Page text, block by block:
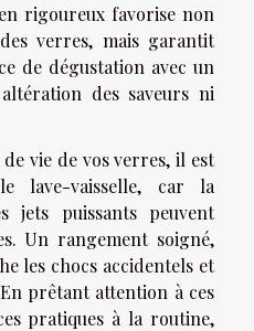
rigoureux favorise non
verres, mais garantit
de dégustation avec un
des saveurs ni
vie de vos verres, il est
lave-vaisselle, car la
jets puissants peuvent
Un rangement soigné,
les chocs accidentels et
prêtant attention à ces
pratiques à la routine,